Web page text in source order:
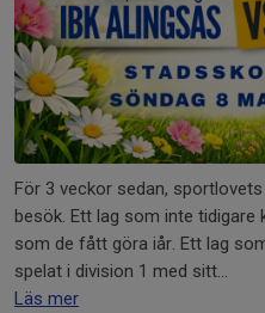
För 3 veckor sedan,
besök. Ett lag som inte
som de fått göra iår. Ett lag
spelat i division 1 med sitt...
Läs mer